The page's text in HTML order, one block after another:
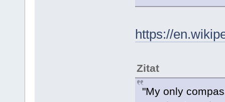
https://
Zitat
"My only